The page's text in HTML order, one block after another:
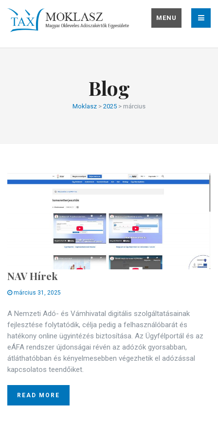
MENU
Blog
Moklasz > 2025 > március
NAV Hírek
március 31, 2025
A Nemzeti Adó- és Vámhivatal digitális szolgáltatásainak
fejlesztése folytatódik, célja pedig a felhasználóbarát és
hatékony online ügyintézés biztosítása. Az Ügyfélportál és az
eÁFA rendszer újdonságai révén az adózók gyorsabban,
átláthatóbban és kényelmesebben végezhetik el adózással
kapcsolatos teendőiket.
READ MORE